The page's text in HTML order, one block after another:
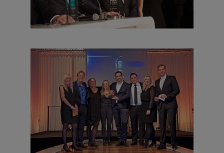
das beliebsteste Große
international